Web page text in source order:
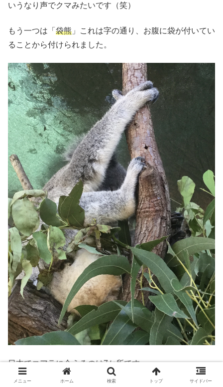
いうなり声でクマみたいです（笑）
もう一つは「 袋熊 」これは字の通り、お腹に袋が付いてい
ることから付けられました。
日本でコアラに会えるのは7か所です。
メニュー ホーム 検索 トップ サイドバー